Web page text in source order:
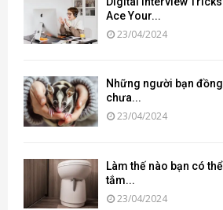
Ace Your...
23/04/2024
Những người bạn
chưa...
23/04/2024
Làm thế nào bạn có
tắm...
23/04/2024